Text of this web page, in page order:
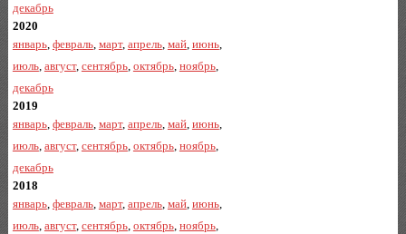
декабрь
2020
январь, февраль, март, апрель, май, июнь,
июль, август, сентябрь, октябрь, ноябрь,
декабрь
2019
январь, февраль, март, апрель, май, июнь,
июль, август, сентябрь, октябрь, ноябрь,
декабрь
2018
январь, февраль, март, апрель, май, июнь,
июль, август, сентябрь, октябрь, ноябрь,